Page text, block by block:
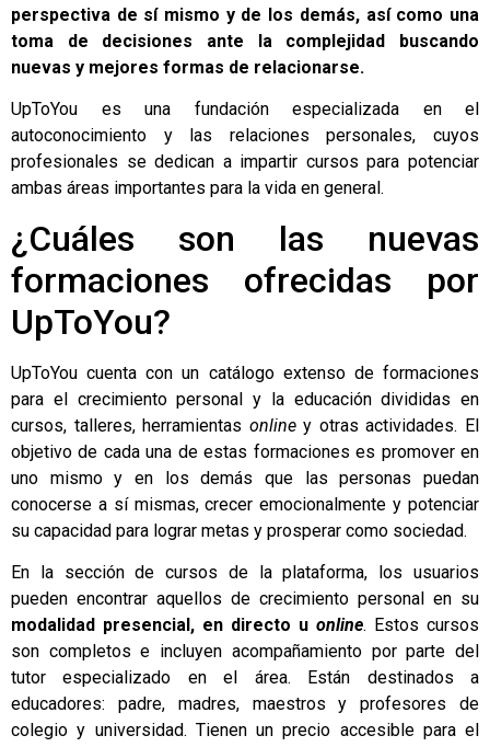
perspectiva de sí mismo y de los demás, así como una
toma de decisiones ante la complejidad buscando
nuevas y mejores formas de relacionarse.
UpToYou es una fundación especializada en el
autoconocimiento y las relaciones personales, cuyos
profesionales se dedican a impartir cursos para potenciar
ambas áreas importantes para la vida en general.
¿Cuáles son las nuevas
formaciones ofrecidas por
UpToYou?
UpToYou cuenta con un catálogo extenso de formaciones
para el crecimiento personal y la educación divididas en
cursos, talleres, herramientas onliney otras actividades. El
objetivo de cada una de estas formaciones es promover en
uno mismo y en los demás que las personas puedan
conocerse a sí mismas, crecer emocionalmente y potenciar
su capacidad para lograr metas y prosperar como sociedad.
En la sección de cursos de la plataforma, los usuarios
pueden encontrar aquellos de crecimiento personal en su
modalidad presencial, en directo u online. Estos cursos
son completos e incluyen acompañamiento por parte del
tutor especializado en el área. Están destinados a
educadores: padre, madres, maestros y profesores de
colegio y universidad. Tienen un precio accesible para el